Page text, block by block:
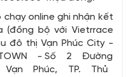
chạy online ghi nhận kết
(đồng bộ với Vietrrace
đô thị Vạn Phúc City -
- Số 2 Đường
Phúc, TP. Thủ